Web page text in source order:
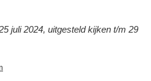
juli 2024, uitgesteld kijken t/m 29